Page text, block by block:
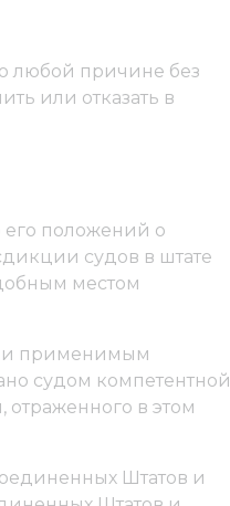
любой причине без
или отказать в
его положений о
судов в штате
местом
применимым
судом компетентной
в этом
Штатов и